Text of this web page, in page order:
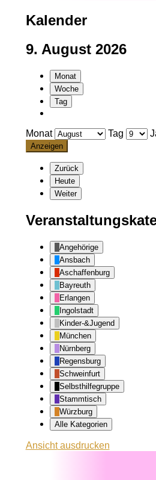
Kalender
9. August 2026
Monat
Woche
Tag
Monat Tag
Zurück
Heute
Weiter
Angehörige
Ansbach
Aschaffenburg
Bayreuth
Erlangen
Ingolstadt
Kinder-&Jugend
München
Nürnberg
Regensburg
Schweinfurt
Selbsthilfegruppe
Stammtisch
Würzburg
Alle Kategorien
Ansichtausdrucken